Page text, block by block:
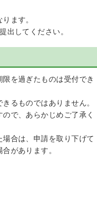
ます。
出してください。
を過ぎたものは受付でき
るものではありません。
で、あらかじめご了承く
場合は、申請を取り下げて
があります。